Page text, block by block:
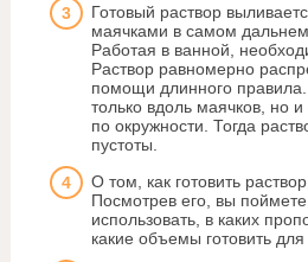
Готовый раствор
маячками в самом дальнем
Работая в ванной,
Раствор равномерно
помощи длинного
только вдоль маячков, но
по окружности. Тогда
пустоты.
О том, как готовить
Посмотрев его, вы
использовать, в каких
какие объемы готовить для